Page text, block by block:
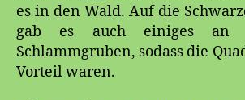
es in den Wald. Auf die
gab es auch einiges an
Schlammgruben, sodass die
Vorteil waren.